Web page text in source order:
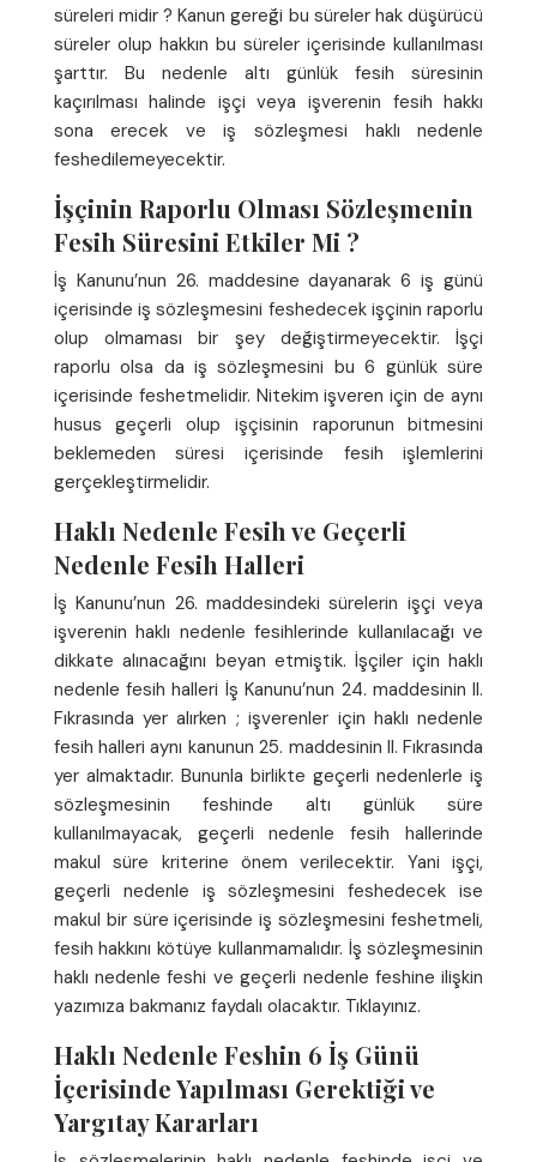
süreleri midir ? Kanun gereği bu süreler hak düşürücü
süreler olup hakkın bu süreler içerisinde kullanılması
şarttır. Bu nedenle altı günlük fesih süresinin
kaçırılması halinde işçi veya işverenin fesih hakkı
sona erecek ve iş sözleşmesi haklı nedenle
feshedilemeyecektir.
İşçinin Raporlu Olması Sözleşmenin
Fesih Süresini Etkiler Mi ?
İş Kanunu’nun 26. maddesine dayanarak 6 iş günü
içerisinde iş sözleşmesini feshedecek işçinin raporlu
olup olmaması bir şey değiştirmeyecektir. İşçi
raporlu olsa da iş sözleşmesini bu 6 günlük süre
içerisinde feshetmelidir. Nitekim işveren için de aynı
husus geçerli olup işçisinin raporunun bitmesini
beklemeden süresi içerisinde fesih işlemlerini
gerçekleştirmelidir.
Haklı Nedenle Fesih ve Geçerli
Nedenle Fesih Halleri
İş Kanunu’nun 26. maddesindeki sürelerin işçi veya
işverenin haklı nedenle fesihlerinde kullanılacağı ve
dikkate alınacağını beyan etmiştik. İşçiler için haklı
nedenle fesih halleri İş Kanunu’nun 24. maddesinin II.
Fıkrasında yer alırken ; işverenler için haklı nedenle
fesih halleri aynı kanunun 25. maddesinin II. Fıkrasında
yer almaktadır. Bununla birlikte geçerli nedenlerle iş
sözleşmesinin feshinde altı günlük süre
kullanılmayacak, geçerli nedenle fesih hallerinde
makul süre kriterine önem verilecektir. Yani işçi,
geçerli nedenle iş sözleşmesini feshedecek ise
makul bir süre içerisinde iş sözleşmesini feshetmeli,
fesih hakkını kötüye kullanmamalıdır. İş sözleşmesinin
haklı nedenle feshi ve geçerli nedenle feshine ilişkin
yazımıza bakmanız faydalı olacaktır. Tıklayınız.
Haklı Nedenle Feshin 6 İş Günü
İçerisinde Yapılması Gerektiği ve
Yargıtay Kararları